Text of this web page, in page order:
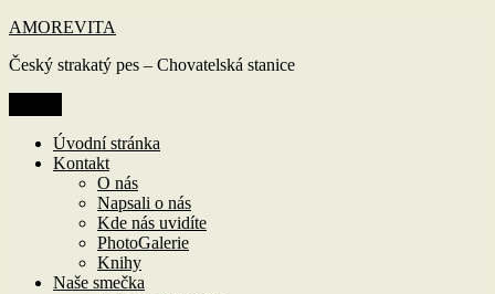
Přejít
obsahu
AMOREVITA
Český strakatý pes – Chovatelská stanice
Úvodní stránka
Kontakt
O nás
Napsali o nás
Kde nás uvidíte
PhotoGalerie
Knihy
Naše smečka